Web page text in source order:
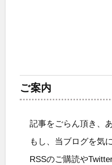
ご案内
記事をごらん頂き、
もし、当ブログを気
RSSのご購読や